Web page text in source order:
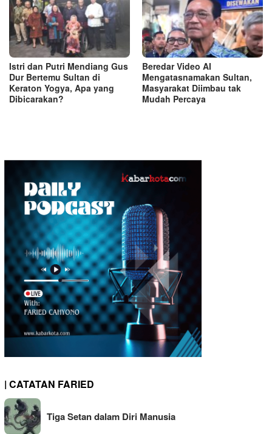
Istri dan Putri Mendiang Gus
Dur Bertemu Sultan di
Keraton Yogya, Apa yang
Dibicarakan?
Beredar Video AI
Mengatasnamakan Sultan,
Masyarakat Diimbau tak
Mudah Percaya
| CATATAN FARIED
Tiga Setan dalam Diri Manusia